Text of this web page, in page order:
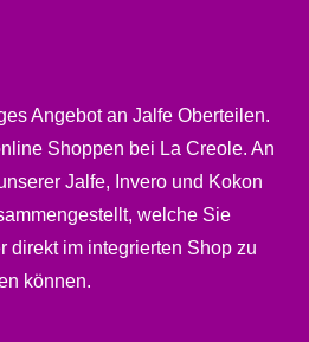
Angebot an Jalfe Oberteilen.
Shoppen bei La Creole. An
Jalfe, Invero und Kokon
welche Sie
direkt im integrierten Shop zu
können.